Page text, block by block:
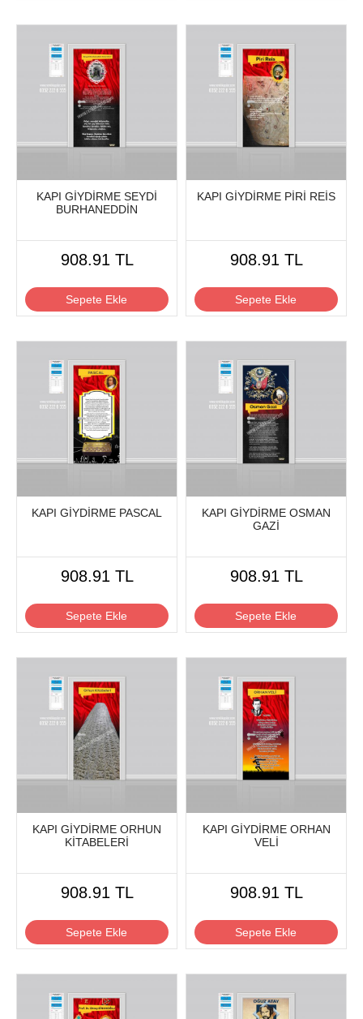
KAPI GİYDİRME SEYDİ
BURHANEDDİN
908.91 TL
Sepete Ekle
KAPI GİYDİRME PİRİ REİS
908.91 TL
Sepete Ekle
KAPI GİYDİRME PASCAL
908.91 TL
Sepete Ekle
KAPI GİYDİRME OSMAN
GAZİ
908.91 TL
Sepete Ekle
KAPI GİYDİRME ORHUN
KİTABELERİ
908.91 TL
Sepete Ekle
KAPI GİYDİRME ORHAN
VELİ
908.91 TL
Sepete Ekle